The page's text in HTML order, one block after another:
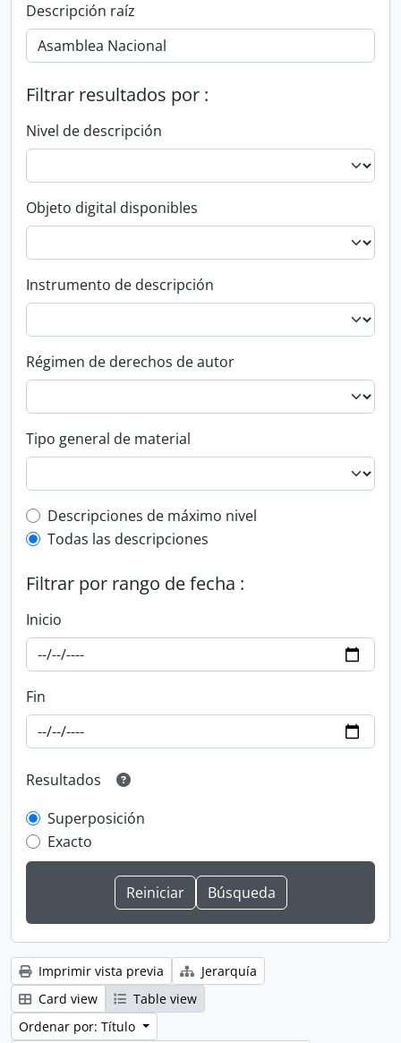
Descripción raíz
Filtrar resultados por :
Nivel de descripción
Objeto digital disponibles
Instrumento de descripción
Régimen de derechos de autor
Tipo general de material
Top-level description filter
Descripciones de máximo nivel
Todas las descripciones
Filtrar por rango de fecha :
Inicio
Fin
Resultados
Superposición
Exacto
Imprimir vista previa
Jerarquía
Card view
Table view
Ordenar por: Título